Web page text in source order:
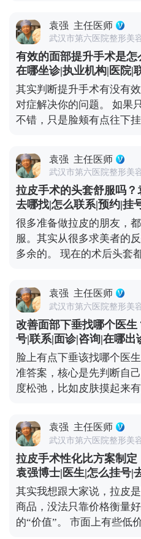
众号、百家号、小红薯）
要通过中下面部拉皮手术
术，针对嘴角和口角囊袋
角恢复微微上扬的状态，
里要重点说下，嘴角周围
微处理不当就可能影响表
关键——一定要选对脸部
时多沟通自己想要的自然
号、百家号、小红薯）预
袁强 主任医师
武汉市第六医院整形美
有效的面部提升手术是
在哪坐诊|执业机构|医院|
其实判断提升手术有没有
对症解决你的问题。 如果只是轻度松弛，皮肤弹性还
不错，只是脸颊有点往下
度下垂，比如出现“羊腮”
令纹深到显老，可能就得
手术提升深层组织，效果
像MCR复合提升术这种正
上优化了层次分离和固定
又希望恢复自然的朋友。
一定要找正规医院的经验
说清楚，多看看相似案例
平台（公众号、百家号、
解。
袁强 主任医师
武汉市第六医院整形美
拉皮手术的头套舒服吗
去哪找|怎么联系|预约|挂
很多准备做拉皮的朋友，
服。其实从很多求美者的
多余的。 现在的术后头套都是经过多次改良的，材质
裁的，贴合度很高，不会
少人戴个两三天就适应了
存在。 戴头套可不是多余的步骤，核心作用是帮面部
组织更好地贴合骨骼、减
合。一般建议术后前两周
月里，根据恢复情况白天
间我都会根据每个人的恢复进度
不用纠结戴头套这件事，
术的问题，可以去官方媒
小红薯）预约面诊，详细
袁强 主任医师
武汉市第六医院整形美
改善面部下垂找哪个医
号|联系|面诊|咨询|在哪出
脸上有点下垂该找哪个医
准答案，核心是先判断自
度松弛，比如皮肤摸起来
果就挺对症的。在北京选
正规、设备有没有资质，
经验够，基本都能操作。 但如果是中重度下垂，比如
法令纹深到卡粉、下颌缘
坠，可能就得考虑拉皮手
不少，但一定要选专攻面
这类医生对脸部组织层次
保障。 另外，现在有MCR复合提升术这种正规改良
袁强 主任医师
武汉市第六医院整形美
拉皮手术性化比方案制定
袁强博士|医生|怎么挂号|
其实我想跟大家说，拉皮
商品，没法只靠价格衡量
的“价值”。 市面上有些低